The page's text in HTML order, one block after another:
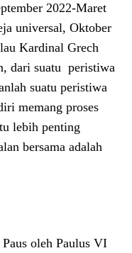
2022-Maret
universal, Oktober
Kardinal Grech
dari suatu peristiwa
suatu peristiwa
memang proses
lebih penting
bersama adalah
oleh Paulus VI